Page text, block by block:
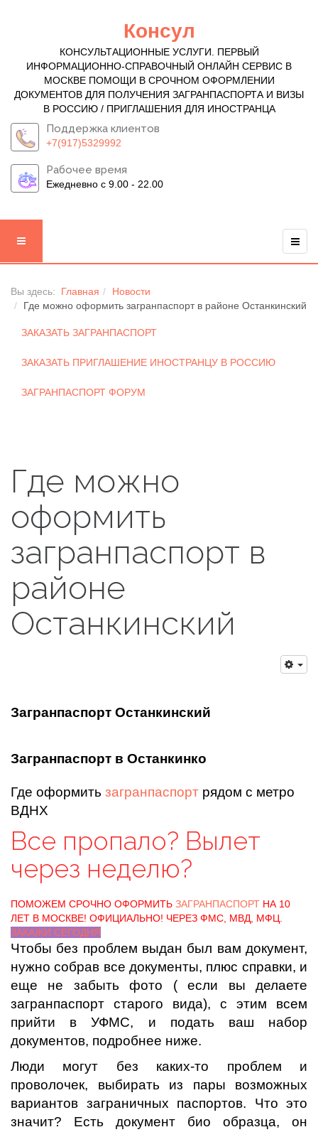
Консул
КОНСУЛЬТАЦИОННЫЕ УСЛУГИ. ПЕРВЫЙ
ИНФОРМАЦИОННО-СПРАВОЧНЫЙ ОНЛАЙН СЕРВИС В
МОСКВЕ ПОМОЩИ В СРОЧНОМ ОФОРМЛЕНИИ
ДОКУМЕНТОВ ДЛЯ ПОЛУЧЕНИЯ ЗАГРАНПАСПОРТА И ВИЗЫ
В РОССИЮ / ПРИГЛАШЕНИЯ ДЛЯ ИНОСТРАНЦА
Поддержка клиентов
+7(917)5329992
Рабочее время
Ежедневно с 9.00 - 22.00
Вы здесь: Главная
Новости
Где можно оформить загранпаспорт в районе Останкинский
ЗАКАЗАТЬ ЗАГРАНПАСПОРТ
ЗАКАЗАТЬ ПРИГЛАШЕНИЕ ИНОСТРАНЦУ В РОССИЮ
ЗАГРАНПАСПОРТ ФОРУМ
Где можно
оформить
загранпаспорт в
районе
Останкинский
Загранпаспорт Останкинский
Загранпаспорт в Останкинко
Где оформить загранпаспорт рядом с метро
ВДНХ
Все пропало? Вылет
через неделю?
ПОМОЖЕМ СРОЧНО ОФОРМИТЬ ЗАГРАНПАСПОРТ НА 10
ЛЕТ В МОСКВЕ! ОФИЦИАЛЬНО! ЧЕРЕЗ ФМС, МВД, МФЦ.
ЗАКАЖИ СЕГОДНЯ
Чтобы без проблем выдан был вам документ,
нужно собрав все документы, плюс справки, и
еще не забыть фото ( если вы делаете
загранпаспорт старого вида), с этим всем
прийти в УФМС, и подать ваш набор
документов, подробнее ниже.
Люди могут без каких-то проблем и
проволочек, выбирать из пары возможных
вариантов заграничных паспортов. Что это
значит? Есть документ био образца, он